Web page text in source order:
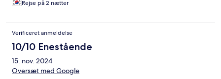
Rejse på 2 nætter
Verificeret anmeldelse
10/10 Enestående
15. nov. 2024
Oversæt med Google